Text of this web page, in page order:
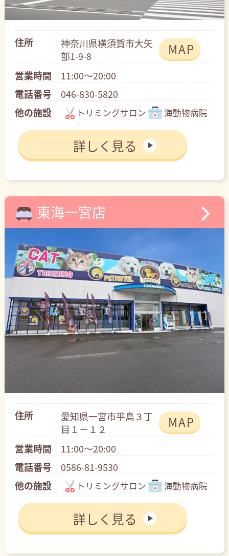
住所
神奈川県横須賀市大矢
部1-9-8
MAP
営業時間
11:00～20:00
電話番号
046-830-5820
他の施設
トリミングサロン 海動物病院
詳しく見る
東海一宮店
住所
愛知県一宮市平島３丁
目１－１２
MAP
営業時間
11:00～20:00
電話番号
0586-81-9530
他の施設
トリミングサロン 海動物病院
詳しく見る